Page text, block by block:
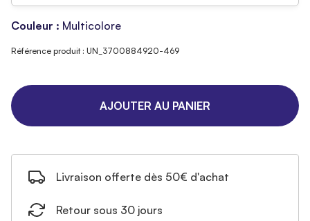
Couleur : Multicolore
Référence produit : UN_3700884920-469
AJOUTER AU PANIER
Livraison offerte dès 50€ d'achat
Retour sous 30 jours